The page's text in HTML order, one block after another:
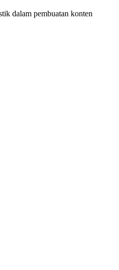
dalam pembuatan konten